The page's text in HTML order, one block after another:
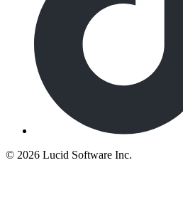
© 2026 Lucid Software Inc.